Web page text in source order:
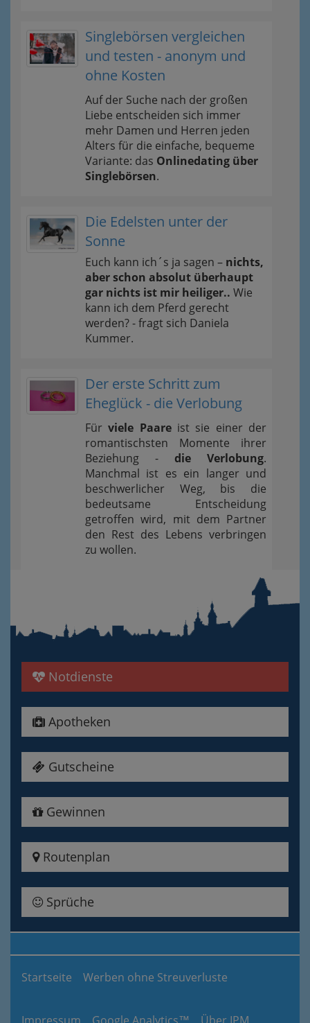
Singlebörsen vergleichen
und testen - anonym und
ohne Kosten
Auf der Suche nach der großen
Liebe entscheiden sich immer
mehr Damen und Herren jeden
Alters für die einfache, bequeme
Variante: das Onlinedating über
Singlebörsen.
Die Edelsten unter der
Sonne
Euch kann ich´s ja sagen – nichts,
aber schon absolut überhaupt
gar nichts ist mir heiliger.. Wie
kann ich dem Pferd gerecht
werden? - fragt sich Daniela
Kummer.
Der erste Schritt zum
Eheglück - die Verlobung
Fürviele Paareist sie einer der
romantischsten Momente ihrer
Beziehung - die Verlobung.
Manchmal ist es ein langer und
beschwerlicher Weg, bis die
bedeutsame Entscheidung
getroffen wird, mit dem Partner
den Rest des Lebens verbringen
zu wollen.
Notdienste
Apotheken
Gutscheine
Gewinnen
Routenplan
Sprüche
Startseite Werben ohne Streuverluste